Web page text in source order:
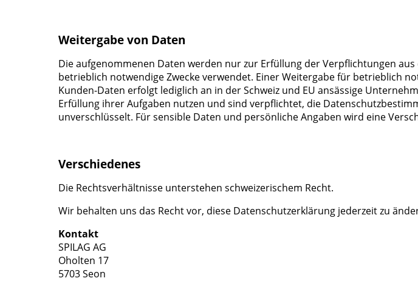
Weitergabe von Daten
Die aufgenommenen Daten werden nur zur Erfüllung der Verpflichtungen
betrieblich notwendige Zwecke verwendet. Einer Weitergabe für betrieblich
Kunden-Daten erfolgt lediglich an in der Schweiz und EU ansässige
Erfüllung ihrer Aufgaben nutzen und sind verpflichtet, die
unverschlüsselt. Für sensible Daten und persönliche Angaben wird eine
Verschiedenes
Die Rechtsverhältnisse unterstehen schweizerischem Recht.
Wir behalten uns das Recht vor, diese Datenschutzerklärung jederzeit zu
Kontakt
SPILAG AG
Oholten 17
5703 Seon